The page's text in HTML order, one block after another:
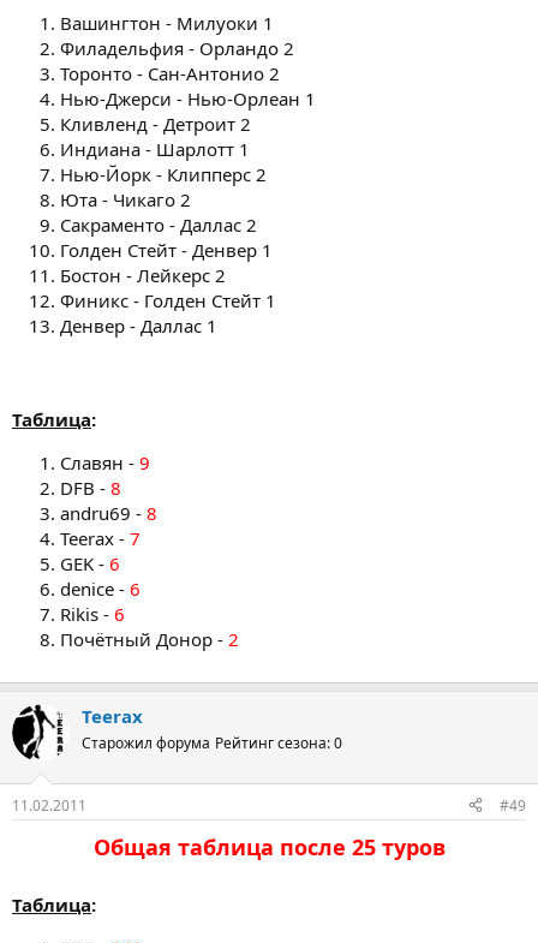
Вашингтон - Милуоки 1
Филадельфия - Орландо 2
Торонто - Сан-Антонио 2
Нью-Джерси - Нью-Орлеан 1
Кливленд - Детроит 2
Индиана - Шарлотт 1
Нью-Йорк - Клипперс 2
Юта - Чикаго 2
Сакраменто - Даллас 2
Голден Стейт - Денвер 1
Бостон - Лейкерс 2
Финикс - Голден Стейт 1
Денвер - Даллас 1
Таблица:
Славян - 9
DFB - 8
andru69 - 8
Teerax - 7
GEK - 6
denice - 6
Rikis - 6
Почётный Донор - 2
Teerax
Старожил форума Рейтинг сезона: 0
11.02.2011 #49
Общая таблица после 25 туров​
Таблица: